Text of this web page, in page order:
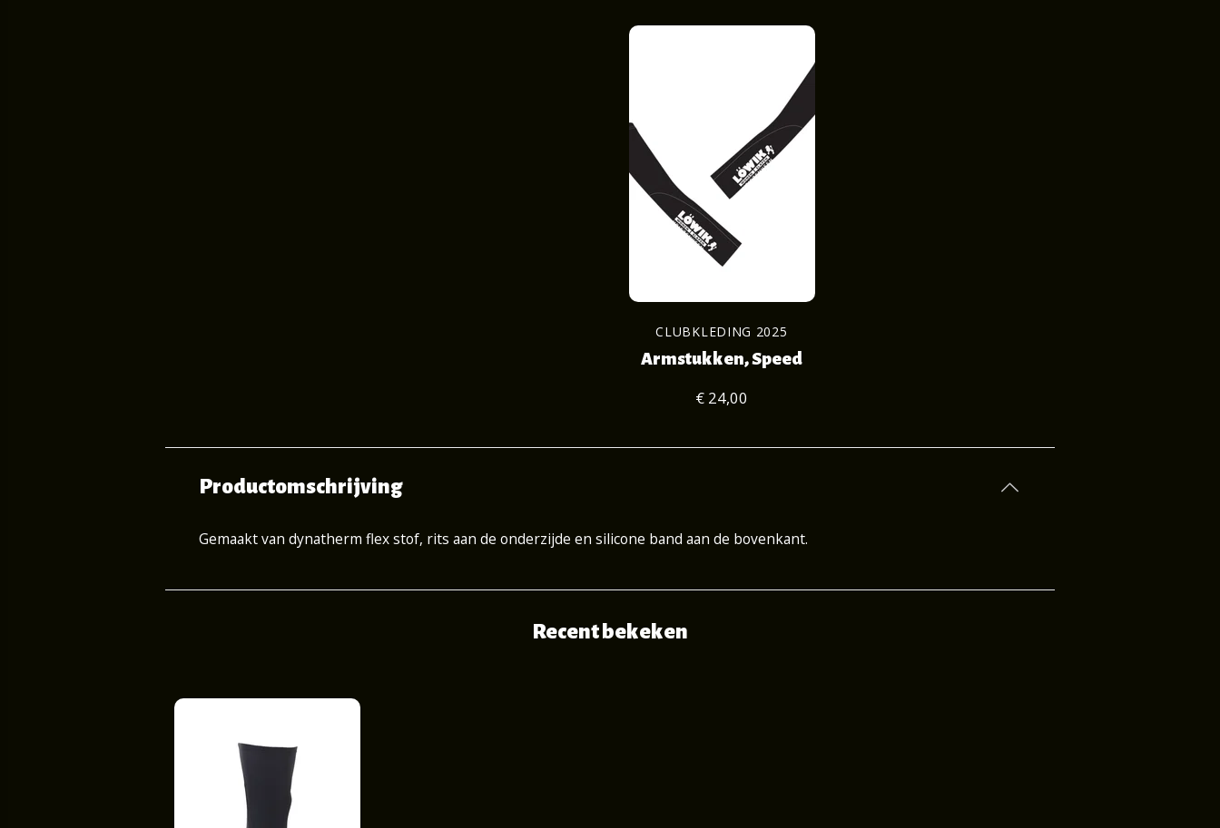
CLUBKLEDING 2025
Armstukken, Speed
€ 24,00
Productomschrijving
Gemaakt van dynatherm flex stof, rits aan de onderzijde en silicone band aan de bovenkant.
Recent bekeken